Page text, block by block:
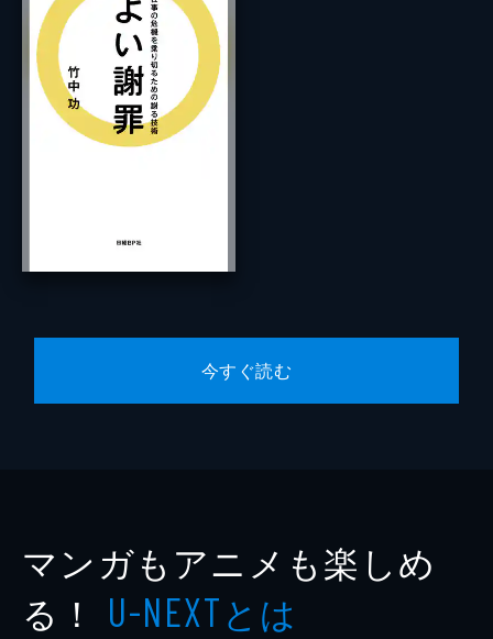
今すぐ読む
マンガもアニメも楽しめ
る！ U-NEXTとは